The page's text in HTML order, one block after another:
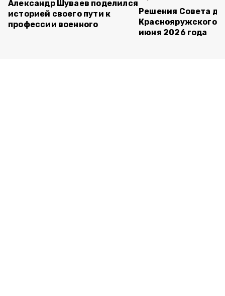
Александр Шуваев поделился
историей своего пути к
профессии военного
Решения Совета
Краснояружского
июня 2026 года